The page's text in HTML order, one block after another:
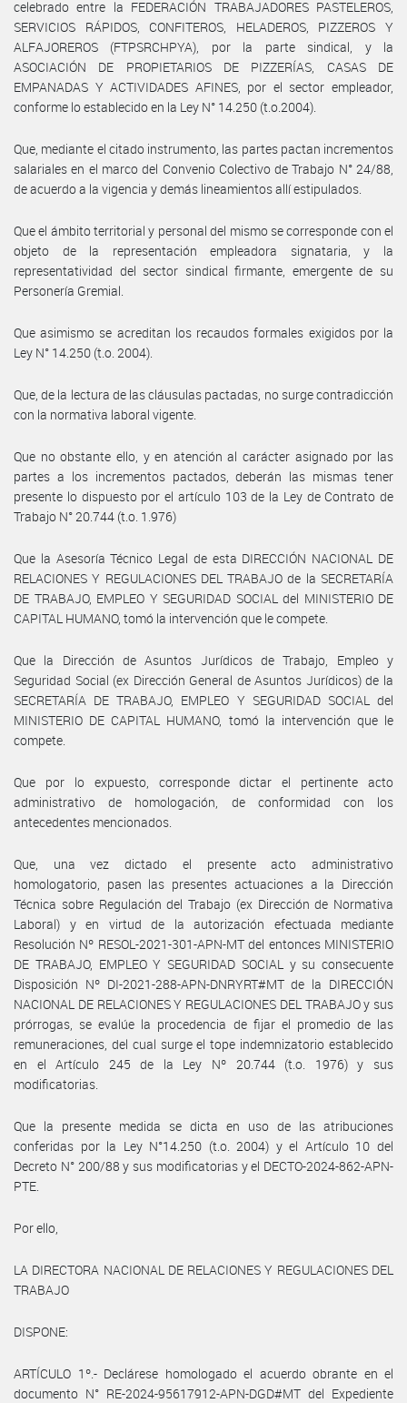
celebrado entre la FEDERACIÓN TRABAJADORES PASTELEROS,
SERVICIOS RÁPIDOS, CONFITEROS, HELADEROS, PIZZEROS Y
ALFAJOREROS (FTPSRCHPYA), por la parte sindical, y la
ASOCIACIÓN DE PROPIETARIOS DE PIZZERÍAS, CASAS DE
EMPANADAS Y ACTIVIDADES AFINES, por el sector empleador,
conforme lo establecido en la Ley N° 14.250 (t.o.2004).
Que, mediante el citado instrumento, las partes pactan incrementos
salariales en el marco del Convenio Colectivo de Trabajo N° 24/88,
de acuerdo a la vigencia y demás lineamientos allí estipulados.
Que el ámbito territorial y personal del mismo se corresponde con el
objeto de la representación empleadora signataria, y la
representatividad del sector sindical firmante, emergente de su
Personería Gremial.
Que asimismo se acreditan los recaudos formales exigidos por la
Ley N° 14.250 (t.o. 2004).
Que, de la lectura de las cláusulas pactadas, no surge contradicción
con la normativa laboral vigente.
Que no obstante ello, y en atención al carácter asignado por las
partes a los incrementos pactados, deberán las mismas tener
presente lo dispuesto por el artículo 103 de la Ley de Contrato de
Trabajo N° 20.744 (t.o. 1.976)
Que la Asesoría Técnico Legal de esta DIRECCIÓN NACIONAL DE
RELACIONES Y REGULACIONES DEL TRABAJO de la SECRETARÍA
DE TRABAJO, EMPLEO Y SEGURIDAD SOCIAL del MINISTERIO DE
CAPITAL HUMANO, tomó la intervención que le compete.
Que la Dirección de Asuntos Jurídicos de Trabajo, Empleo y
Seguridad Social (ex Dirección General de Asuntos Jurídicos) de la
SECRETARÍA DE TRABAJO, EMPLEO Y SEGURIDAD SOCIAL del
MINISTERIO DE CAPITAL HUMANO, tomó la intervención que le
compete.
Que por lo expuesto, corresponde dictar el pertinente acto
administrativo de homologación, de conformidad con los
antecedentes mencionados.
Que, una vez dictado el presente acto administrativo
homologatorio, pasen las presentes actuaciones a la Dirección
Técnica sobre Regulación del Trabajo (ex Dirección de Normativa
Laboral) y en virtud de la autorización efectuada mediante
Resolución Nº RESOL-2021-301-APN-MT del entonces MINISTERIO
DE TRABAJO, EMPLEO Y SEGURIDAD SOCIAL y su consecuente
Disposición Nº DI-2021-288-APN-DNRYRT#MT de la DIRECCIÓN
NACIONAL DE RELACIONES Y REGULACIONES DEL TRABAJO y sus
prórrogas, se evalúe la procedencia de fijar el promedio de las
remuneraciones, del cual surge el tope indemnizatorio establecido
en el Artículo 245 de la Ley Nº 20.744 (t.o. 1976) y sus
modificatorias.
Que la presente medida se dicta en uso de las atribuciones
conferidas por la Ley N°14.250 (t.o. 2004) y el Artículo 10 del
Decreto N° 200/88 y sus modificatorias y el DECTO-2024-862-APN-
PTE.
Por ello,
LA DIRECTORA NACIONAL DE RELACIONES Y REGULACIONES DEL
TRABAJO
DISPONE:
ARTÍCULO 1º.- Declárese homologado el acuerdo obrante en el
documento N° RE-2024-95617912-APN-DGD#MT del Expediente